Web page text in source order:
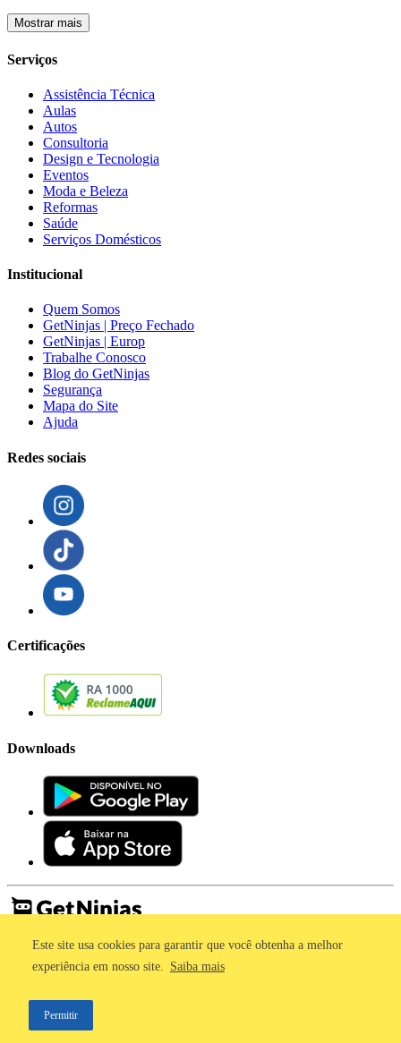
Este site usa cookies para garantir que você obtenha a melhor
experiência em nosso site. Saiba mais
Permitir
Mostrar mais
Serviços
Assistência Técnica
Aulas
Autos
Consultoria
Design e Tecnologia
Eventos
Moda e Beleza
Reformas
Saúde
Serviços Domésticos
Institucional
Quem Somos
GetNinjas | Preço Fechado
GetNinjas | Europ
Trabalhe Conosco
Blog do GetNinjas
Segurança
Mapa do Site
Ajuda
Redes sociais
Certificações
Downloads
Imprensa
Termos de Uso
©2011 - 2026, GetNinjas LTDA. CNPJ 55.744.877/0001-89 - Rua
Dr. Fernandes Coelho, 85 - 3º andar - São Paulo/SP - Brasil